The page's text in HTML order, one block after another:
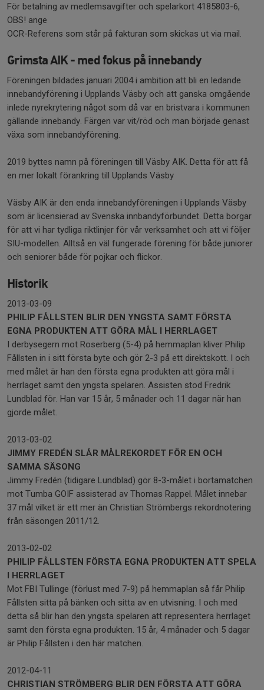
För betalning av medlemsavgifter och spelarkort 4185803-6,
OBS! ange
OCR-Referens som står på fakturan som skickas ut via mail.
Grimsta AIK - med fokus på innebandy
Föreningen bildades januari 2004 i ambition att bli en ledande
innebandyförening i Upplands Väsby och att ganska omgående
inlede nyrekrytering något som då var en bristvara i kommunen
gällande innebandy. Färgen var vit/röd och man började genast
växa som innebandyförening.
2019 byttes namn på föreningen till Väsby AIK. Detta för att få
en mer lokalt förankring till Upplands Väsby
Väsby AIK är den enda innebandyföreningen i Upplands Väsby
som är licensierad av Svenska innbandyförbundet. Detta borgar
för att vi har tydliga riktlinjer för vår verksamhet och att vi följer
SIU-modellen. Alltså en väl fungerade förening för både juniorer
och seniorer både för pojkar och flickor.
Historik
2013-03-09
PHILIP FÅLLSTEN BLIR DEN YNGSTA SAMT FÖRSTA
EGNA PRODUKTEN ATT GÖRA MÅL I HERRLAGET
I derbysegern mot Roserberg (5-4) på hemmaplan kliver Philip
Fållsten in i sitt första byte och gör 2-3 på ett direktskott. I och
med målet är han den första egna produkten att göra mål i
herrlaget samt den yngsta spelaren. Assisten stod Fredrik
Lundblad för. Han var 15 år, 5 månader och 11 dagar när han
gjorde målet.
2013-03-02
JIMMY FREDÉN SLÅR MÅLREKORDET FÖR EN OCH
SAMMA SÄSONG
Jimmy Fredén (tidigare Lundblad) gör 8-3-målet i bortamatchen
mot Tumba GOIF assisterad av Thomas Rappel. Målet innebar
37 mål vilket är ett mer än Christian Strömbergs rekordnotering
från säsongen 2011/12.
2013-02-02
PHILIP FÅLLSTEN FÖRSTA EGNA PRODUKTEN ATT SPELA
I HERRLAGET
Mot FBI Tullinge (förlust med 7-9) på hemmaplan så får Philip
Fållsten sitta på bänken och sitta av en utvisning. I och med
detta så blir han den yngsta spelaren att representera herrlaget
samt den första egna produkten. 15 år, 4 månader och 5 dagar
är Philip Fållsten i den här matchen.
2012-04-11
CHRISTIAN STRÖMBERG BLIR DEN FÖRSTA ATT GÖRA